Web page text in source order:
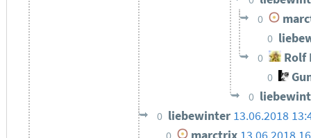
0
0
0 Rolf
0
0
0 liebewinter 13.06.2018
0